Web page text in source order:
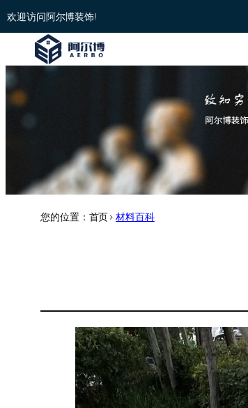
欢迎访问阿尔博装饰!
您的位置：首页>材料百科